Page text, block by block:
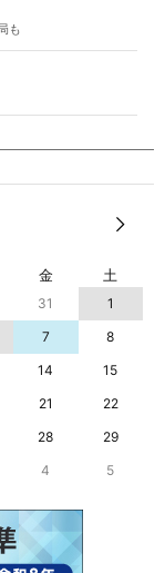
も
金 土
31
1
7
8
14
15
21
22
28
29
4 5